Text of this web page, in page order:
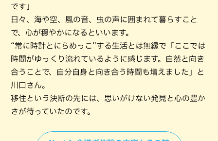
です」
日々、海や空、風の音、虫の声に囲まれて暮らすこと
で、心が穏やかになるといいます。
“常に時計とにらめっこ”する生活とは無縁で「ここでは
時間がゆっくり流れているように感じます。自然と向き
合うことで、自分自身と向き合う時間も増えました」と
川口さん。
移住という決断の先には、思いがけない発見と心の豊か
さが待っていたのです。